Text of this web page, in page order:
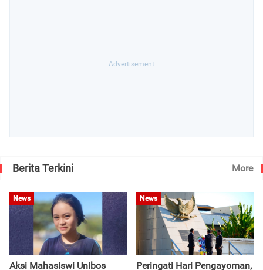
Berita Terkini More
News
Aksi Mahasiswi Unibos
News
Peringati Hari Pengayoman,